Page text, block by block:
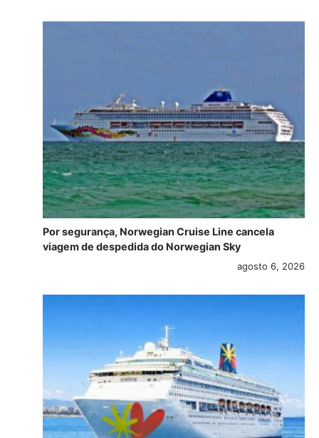
Por segurança, Norwegian Cruise Line cancela
viagem de despedida do Norwegian Sky
agosto 6, 2026